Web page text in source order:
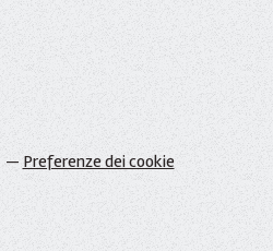
Preferenze dei cookie